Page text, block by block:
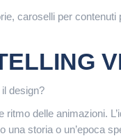
caroselli per
design?
delle animazioni.
una storia o un’epoca